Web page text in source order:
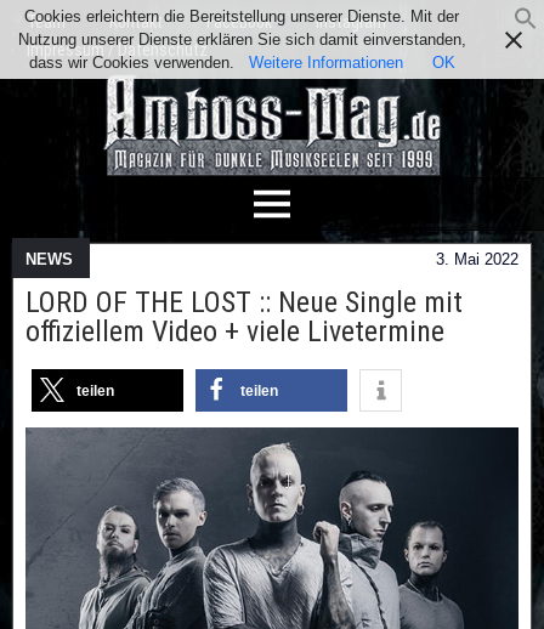
Team Kontakt Facebook
Instagram
Impressum / Datenschutz
NEWS 3. Mai 2022
LORD OF THE LOST :: Neue Single mit
offiziellem Video + viele Livetermine
teilen teilen
Cookies erleichtern die Bereitstellung unserer Dienste. Mit der
Nutzung unserer Dienste erklären Sie sich damit einverstanden,
dass wir Cookies verwenden.
Weitere Informationen OK